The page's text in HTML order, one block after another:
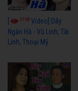
3768 Video] Dãy
Ngân Hà - Vũ Linh, Tài
Linh, Thoại Mỹ